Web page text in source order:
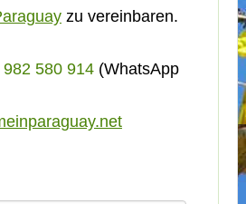
zu vereinbaren.
580 914(WhatsApp